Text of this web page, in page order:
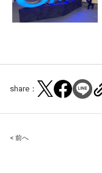
share：
Post
< 前へ